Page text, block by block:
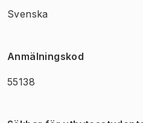
Svenska
Anmälningskod
55138